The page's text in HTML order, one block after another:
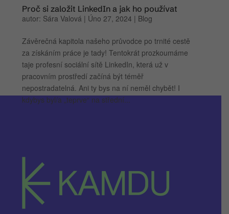
Proč si založit LinkedIn a jak ho používat
autor: Sára Valová | Úno 27, 2024 | Blog
Závěrečná kapitola našeho průvodce po trnité cestě
za získáním práce je tady! Tentokrát prozkoumáme
taje profesní sociální sítě LinkedIn, která už v
pracovním prostředí začíná být téměř
nepostradatelná. Ani ty bys na ní neměl chybět! I
kdybys byl/a „teprve“ na střední...